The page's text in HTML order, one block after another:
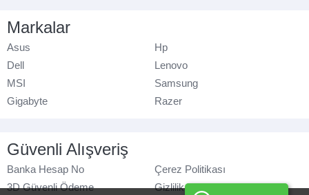
Markalar
Asus
Hp
Dell
Lenovo
MSI
Samsung
Gigabyte
Razer
Güvenli Alışveriş
Banka Hesap No
Çerez Politikası
3D Güvenli Ödeme
Gizlilik Politikası